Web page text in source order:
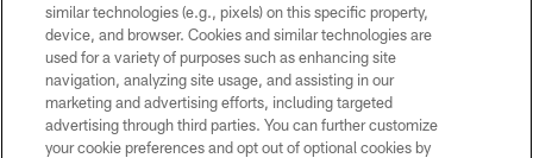
© 2026 Pittsburgh Steelers. All Rights Reserved
PRIVACY POLICY
TERMS OF USE
ACCESSIBILITY
similar technologies (e.g., pixels) on this specific property,
device, and browser. Cookies and similar technologies are
used for a variety of purposes such as enhancing site
navigation, analyzing site usage, and assisting in our
marketing and advertising efforts, including targeted
advertising through third parties. You can further customize
your cookie preferences and opt out of optional cookies by